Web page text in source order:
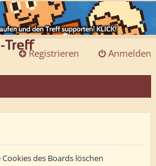
Anmelden
Registrieren
des Boards löschen